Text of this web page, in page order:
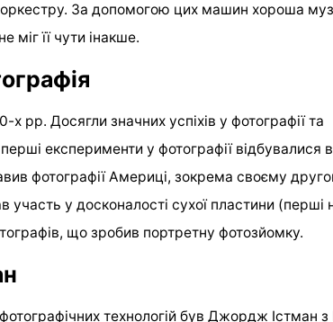
оркестру. За допомогою цих машин хороша
міг її чути інакше.
х рр. Досягли значних успіхів у фотографії та
експерименти у фотографії відбувалися
фотографії Америці, зокрема своєму
у досконалості сухої пластини (перші
що зробив портретну фотозйомку.
технологій був Джордж Істман